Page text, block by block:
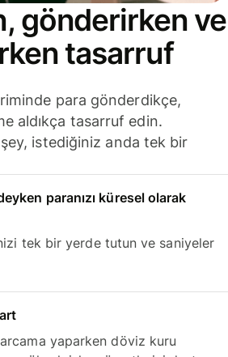
gönderirken ve
tasarruf
para gönderdikçe,
aldıkça tasarruf edin.
şey, istediğiniz anda tek bir
paranızı küresel olarak
tek bir yerde tutun ve saniyeler
yaparken döviz kuru